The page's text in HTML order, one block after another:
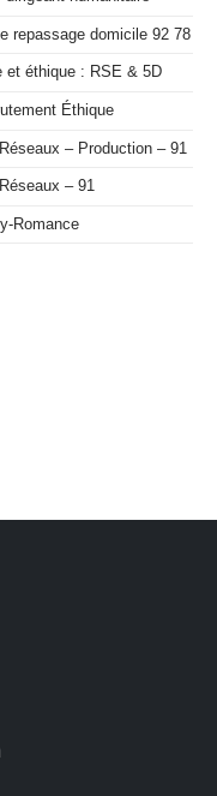
repassage domicile 92 78
et éthique : RSE & 5D
Éthique
– Production – 91
– 91
Romance